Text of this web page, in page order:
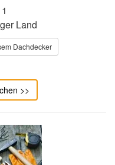
Land
Dachdecker
>>